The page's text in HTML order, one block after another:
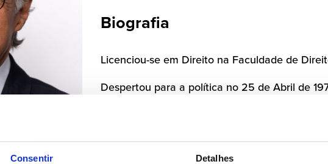
Consentir Detalhes
Biografia
Licenciou-se em Direito na Faculdade de
Despertou para a política no 25 de Abril de
Foi nomeado Ministro da Justiça no XVI
2004 e 2005.